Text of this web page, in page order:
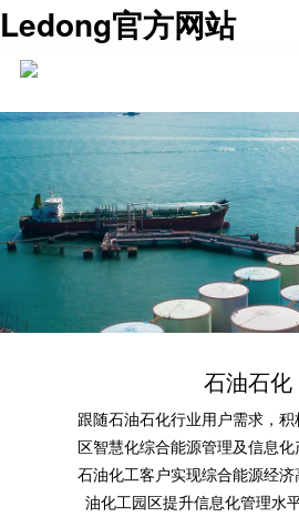
Ledong官方网站
石油石化
跟随石油石化行业用户需求，
区智慧化综合能源管理及信息
石油化工客户实现综合能源经
油化工园区提升信息化管理水